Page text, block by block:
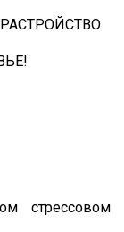
стрессовом